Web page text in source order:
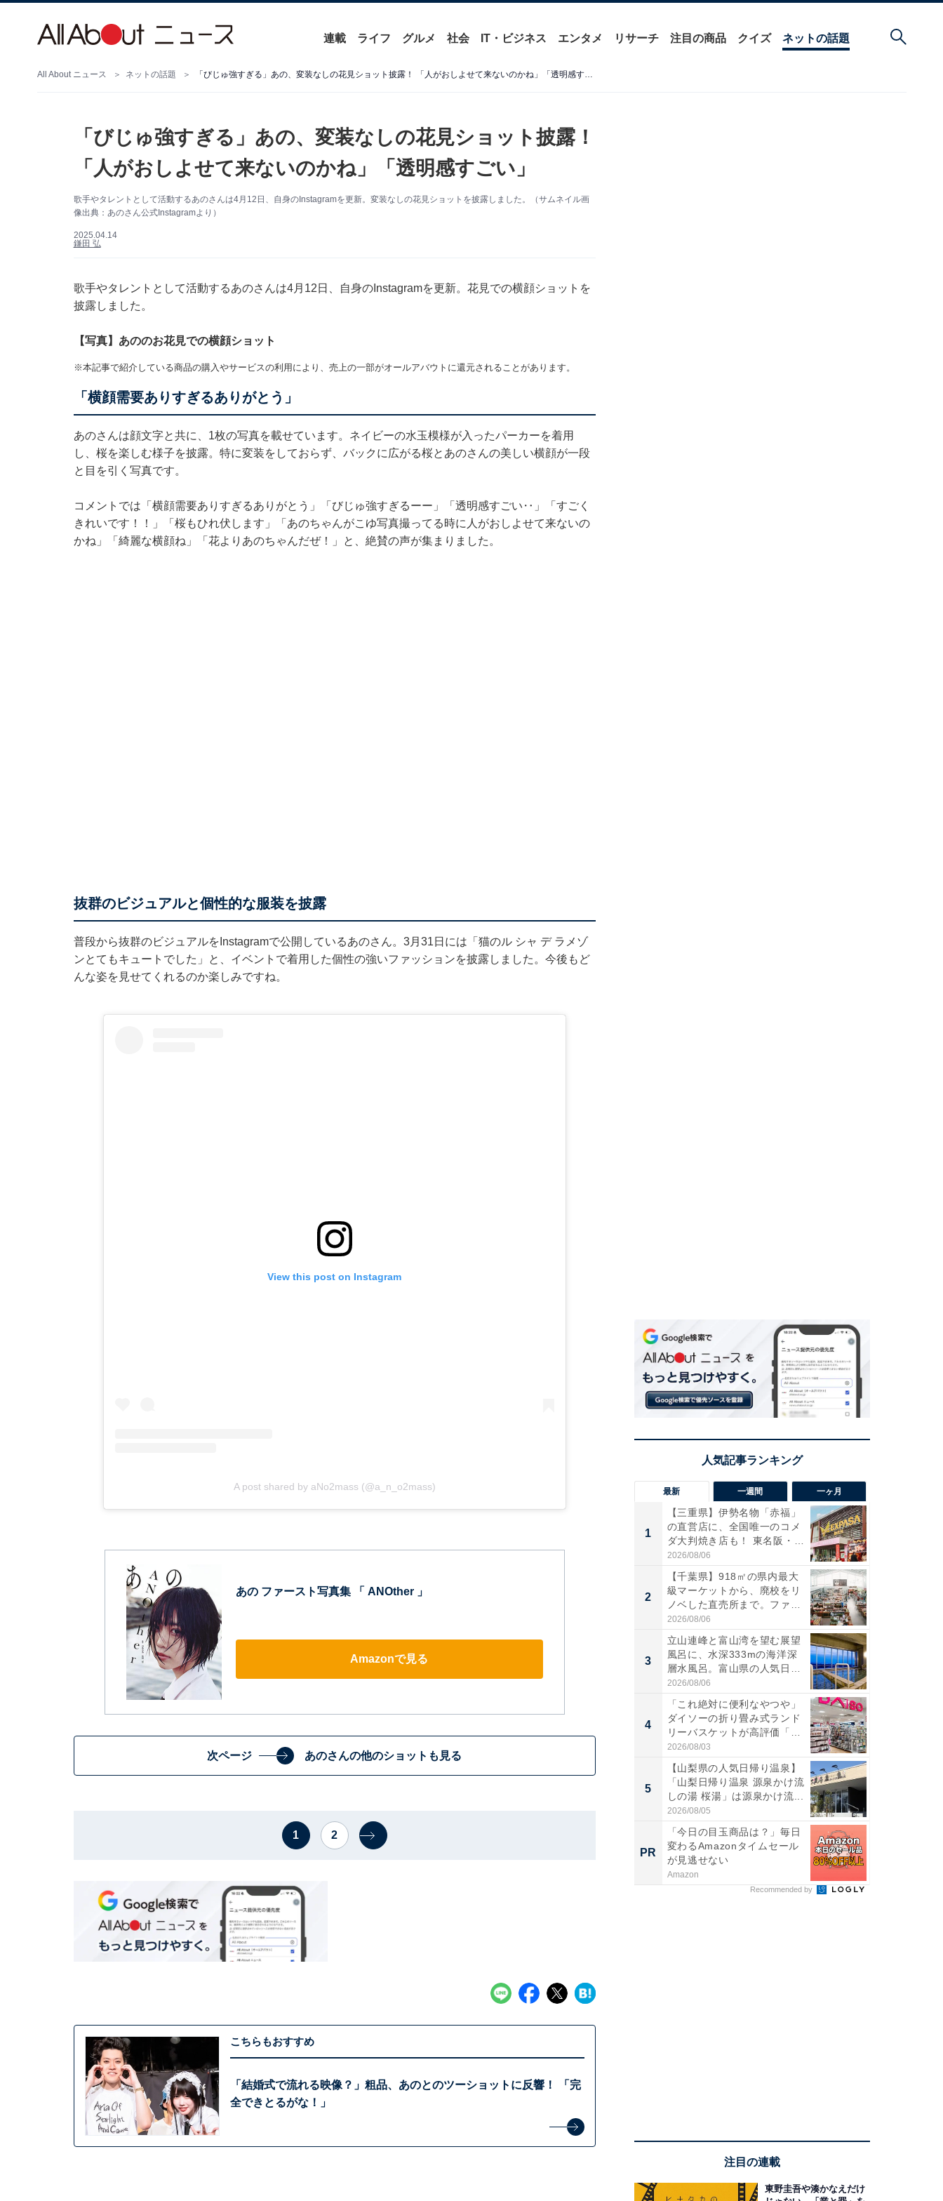
連載 ライフ グルメ 社会 IT・ビジネス エンタメ リサーチ 注目の商品 クイズ ネットの話題
All About ニュース ネットの話題 「びじゅ強すぎる」あの、変装なしの花見ショット披露！ 「人がおしよせて来ないのかね」「透明感すごい」
「びじゅ強すぎる」あの、変装なしの花見ショット披露！
「人がおしよせて来ないのかね」「透明感すごい」
歌手やタレントとして活動するあのさんは4月12日、自身のInstagramを更新。変装なしの花見ショットを披露しました。（サムネイル画
像出典：あのさん公式Instagramより）
2025.04.14
鎌田 弘
歌手やタレントとして活動するあのさんは4月12日、自身のInstagramを更新。花見での横顔ショットを
披露しました。
【写真】あののお花見での横顔ショット
※本記事で紹介している商品の購入やサービスの利用により、売上の一部がオールアバウトに還元されることがあります。
「横顔需要ありすぎるありがとう」
あのさんは顔文字と共に、1枚の写真を載せています。ネイビーの水玉模様が入ったパーカーを着用
し、桜を楽しむ様子を披露。特に変装をしておらず、バックに広がる桜とあのさんの美しい横顔が一段
と目を引く写真です。
コメントでは「横顔需要ありすぎるありがとう」「びじゅ強すぎるーー」「透明感すごい‥」「すごく
きれいです！！」「桜もひれ伏します」「あのちゃんがこゆ写真撮ってる時に人がおしよせて来ないの
かね」「綺麗な横顔ね」「花よりあのちゃんだぜ！」と、絶賛の声が集まりました。
抜群のビジュアルと個性的な服装を披露
普段から抜群のビジュアルをInstagramで公開しているあのさん。3月31日には「猫のル シャ デ ラメゾ
ンとてもキュートでした」と、イベントで着用した個性の強いファッションを披露しました。今後もど
んな姿を見せてくれるのか楽しみですね。
View this post on Instagram
A post shared by aNo2mass (@a_n_o2mass)
あの ファースト写真集 「 ANOther 」
Amazonで見る
次ページ あのさんの他のショットも見る
1 2
こちらもおすすめ
「結婚式で流れる映像？」粗品、あのとのツーショットに反響！ 「完
全できとるがな！」
最新 一週間 一ヶ月
1
【三重県】伊勢名物「赤福」
の直営店に、全国唯一のコメ
ダ大判焼き店も！ 東名阪・
伊...
2026/08/06
2
【千葉県】918㎡の県内最大
級マーケットから、廃校をリ
ノベした直売所まで。ファ
ー...
2026/08/06
3
立山連峰と富山湾を望む展望
風呂に、水深333mの海洋深
層水風呂。富山県の人気日
帰...
2026/08/06
4
「これ絶対に便利なやつや」
ダイソーの折り畳み式ランド
リーバスケットが高評価「使
わ...
2026/08/03
5
【山梨県の人気日帰り温泉】
「山梨日帰り温泉 源泉かけ流
しの湯 桜湯」は源泉かけ流...
2026/08/05
PR
「今日の目玉商品は？」毎日
変わるAmazonタイムセール
が見逃せない
Amazon
Recommended by
注目の連載
東野圭吾や湊かなえだけ